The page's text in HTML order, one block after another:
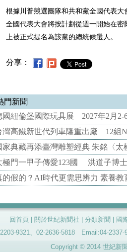
根據川普競選團隊和共和黨全國代表
全國代表大會將按計劃從週一開始在
上被正式提名為該黨的總統候選人。
分享：
門新聞
國紐倫堡國際玩具展 2027年2月2-
灣高鐵新世代列車隆重出廠 12組
家典藏再添臺灣雕塑經典 朱銘〈
極門一甲子傳愛123國 洪道子博
的假的？AI時代更需思辨力 素養
回首頁 關於世紀新聞社 分類新聞
國
9321、02-2636-5818 Email:04-
Copyright © 2014 世紀新